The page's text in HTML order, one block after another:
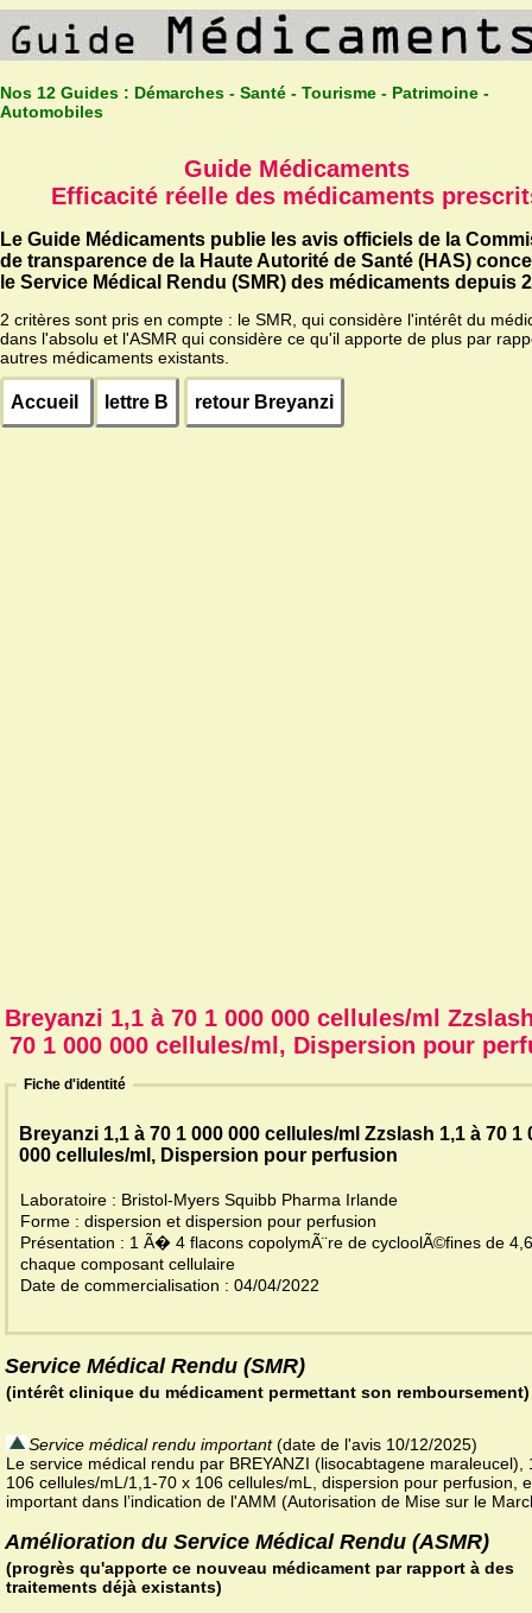
Nos 12 Guides : Démarches - Santé - Tourisme - Patrimoine -
Automobiles
Guide Médicaments
Efficacité réelle des médicaments
Le Guide Médicaments publie les avis officiels de la
de transparence de la Haute Autorité de Santé (HAS)
le Service Médical Rendu (SMR) des médicaments depuis
2 critères sont pris en compte : le SMR, qui considère l'intérêt du
dans l'absolu et l'ASMR qui considère ce qu'il apporte de plus par
autres médicaments existants.
Accueil lettre B retour Breyanzi
Breyanzi 1,1 à 70 1 000 000 cellules/ml
70 1 000 000 cellules/ml, Dispersion pour
Fiche d'identité
Breyanzi 1,1 à 70 1 000 000 cellules/ml Zzslash 1,1 à 70 1
000 cellules/ml, Dispersion pour perfusion
Laboratoire : Bristol-Myers Squibb Pharma Irlande
Forme : dispersion et dispersion pour perfusion
Présentation : 1 Ã� 4 flacons copolymÃ¨re de cycloolÃ©fines de
chaque composant cellulaire
Date de commercialisation : 04/04/2022
Service Médical Rendu (SMR)
(intérêt clinique du médicament permettant son remboursement)
Service médical rendu important(date de l'avis 10/12/2025)
Le service médical rendu par BREYANZI (lisocabtagene maraleucel),
106 cellules/mL/1,1-70 x 106 cellules/mL, dispersion pour perfusion,
important dans l’indication de l'AMM (Autorisation de Mise sur le
Amélioration du Service Médical Rendu (ASMR)
(progrès qu'apporte ce nouveau médicament par rapport à des
traitements déjà existants)